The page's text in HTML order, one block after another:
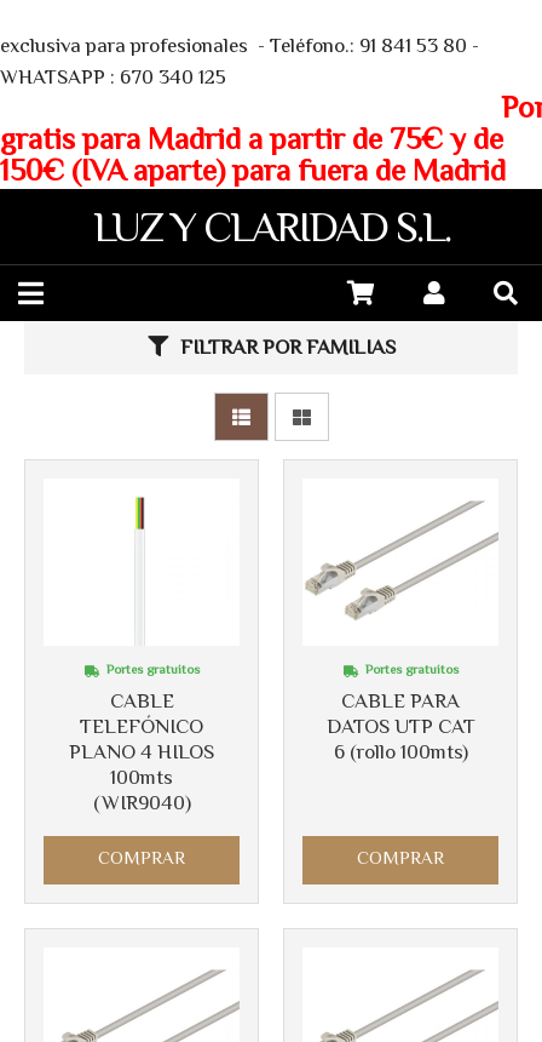
exclusiva para profesionales - Teléfono.: 91 841 53 80 -
WHATSAPP : 670 340 125
gratis para Madrid a partir de 75€ y de
150€ (IVA aparte) para fuera de Madrid
LUZ Y CLARIDAD S.L.
FILTRAR POR FAMILIAS
CABLE
TELEFÓNICO
PLANO 4 HILOS
100mts
(WIR9040)
Portes gratuitos
COMPRAR
CABLE PARA
DATOS UTP CAT
6 (rollo 100mts)
Portes gratuitos
COMPRAR